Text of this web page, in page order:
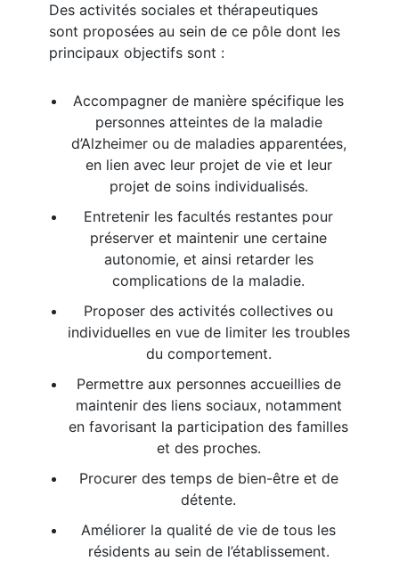
Des activités sociales et thérapeutiques
sont proposées au sein de ce pôle dont les
principaux objectifs sont :
Accompagner de manière spécifique les
personnes atteintes de la maladie
d’Alzheimer ou de maladies apparentées,
en lien avec leur projet de vie et leur
projet de soins individualisés.
Entretenir les facultés restantes pour
préserver et maintenir une certaine
autonomie, et ainsi retarder les
complications de la maladie.
Proposer des activités collectives ou
individuelles en vue de limiter les troubles
du comportement.
Permettre aux personnes accueillies de
maintenir des liens sociaux, notamment
en favorisant la participation des familles
et des proches.
Procurer des temps de bien-être et de
détente.
Améliorer la qualité de vie de tous les
résidents au sein de l’établissement.